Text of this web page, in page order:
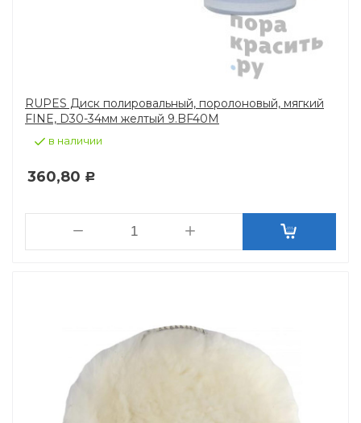
RUPES Диск полировальный, поролоновый, мягкий
FINE, D30-34мм желтый 9.BF40M
в наличии
360,80 Р